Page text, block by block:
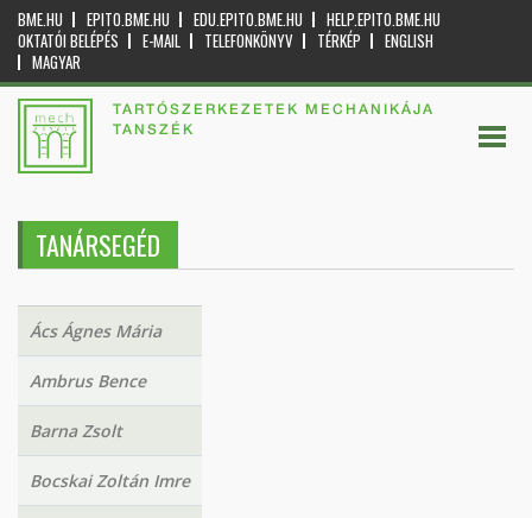
BME.HU EPITO.BME.HU EDU.EPITO.BME.HU
HELP.EPITO.BME.HU
OKTATÓI BELÉPÉS
E-MAIL TELEFONKÖNYV TÉRKÉP
ENGLISH
MAGYAR
TARTÓSZERKEZETEK MECHANIKÁJA
TANSZÉK
TANÁRSEGÉD
Ács Ágnes Mária
Ambrus Bence
Barna Zsolt
Bocskai Zoltán Imre